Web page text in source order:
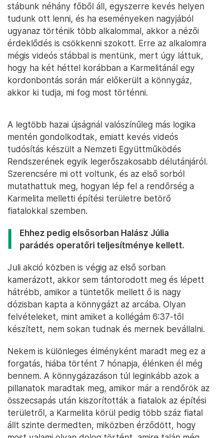
stábunk néhány főből áll, egyszerre kevés helyen
tudunk ott lenni, és ha eseményeken nagyjából
ugyanaz történik több alkalommal, akkor a nézői
érdeklődés is csökkenni szokott. Erre az alkalomra
mégis videós stábbal is mentünk, mert úgy láttuk,
hogy ha két héttel korábban a Karmelitánál egy
kordonbontás során már előkerült a könnygáz,
akkor ki tudja, mi fog most történni.
A legtöbb hazai újságnál valószínűleg más logika
mentén gondolkodtak, emiatt kevés videós
tudósítás készült a Nemzeti Együttműködés
Rendszerének egyik legerőszakosabb délutánjáról.
Szerencsére mi ott voltunk, és az első sorból
mutathattuk meg, hogyan lép fel a rendőrség a
Karmelita melletti építési területre betörő
fiatalokkal szemben.
Ehhez pedig elsősorban Halász Júlia
parádés operatőri teljesítménye kellett.
Juli akció közben is végig az első sorban
kamerázott, akkor sem tántorodott meg és lépett
hátrébb, amikor a tüntetők mellett ő is nagy
dózisban kapta a könnygázt az arcába. Olyan
felvételeket, mint amiket a kollégám 6:37-től
készített, nem sokan tudnak és mernek bevállalni.
Nekem is különleges élményként maradt meg ez a
forgatás, hiába történt 7 hónapja, élénken él még
bennem. A könnygázazáson túl leginkább azok a
pillanatok maradtak meg, amikor már a rendőrök az
összecsapás után kiszorították a fiatalok az építési
területről, a Karmelita körül pedig több száz fiatal
állt szinte dermedten, miközben érződött, hogy